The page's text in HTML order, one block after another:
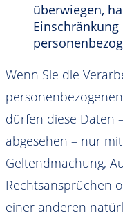
überwiegen,
Wenn Sie die
dürfen diese Daten
abgesehen – nur
Geltendmachung,
Rechtsansprüchen
einer anderen